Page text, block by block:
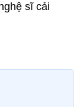
sĩ cải